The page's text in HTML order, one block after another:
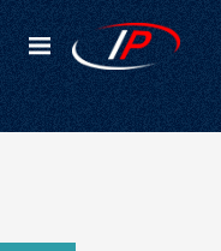
Kateqoriyalar